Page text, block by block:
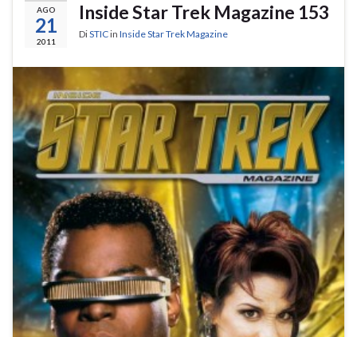
AGO
21
2011
Inside Star Trek Magazine 153
DiSTICin Inside Star Trek Magazine